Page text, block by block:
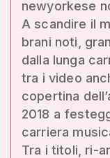
newyorkese
A scandire il
brani noti,
dalla lunga
tra i video
copertina
2018 a
carriera
Tra i titoli, ri-